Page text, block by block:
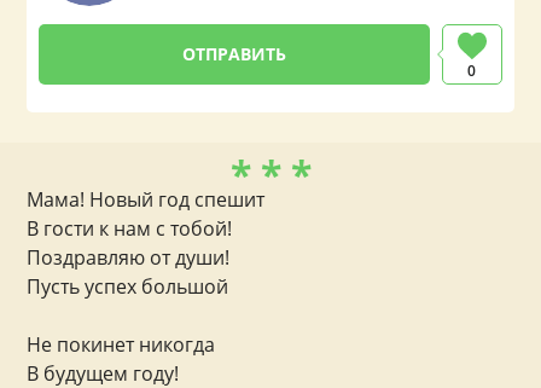
0
* * *
Мама! Новый год спешит
В гости к нам с тобой!
Поздравляю от души!
Пусть успех большой
Не покинет никогда
В будущем году!